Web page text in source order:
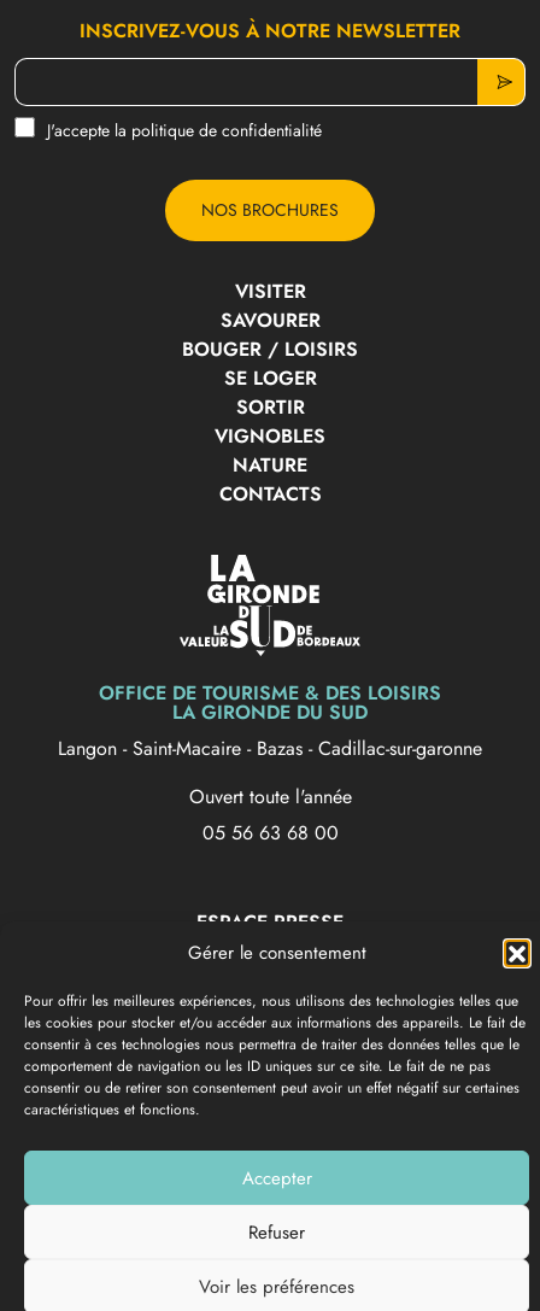
Gérer le consentement
Pour offrir les meilleures expériences, nous utilisons des technologies telles que
les cookies pour stocker et/ou accéder aux informations des appareils. Le fait de
consentir à ces technologies nous permettra de traiter des données telles que le
comportement de navigation ou les ID uniques sur ce site. Le fait de ne pas
consentir ou de retirer son consentement peut avoir un effet négatif sur certaines
caractéristiques et fonctions.
Accepter
Refuser
Voir les préférences
INSCRIVEZ-VOUS À NOTRE NEWSLETTER
J'accepte la politique de confidentialité
NOS BROCHURES
VISITER
SAVOURER
BOUGER / LOISIRS
SE LOGER
SORTIR
VIGNOBLES
NATURE
CONTACTS
OFFICE DE TOURISME & DES LOISIRS
LA GIRONDE DU SUD
Langon -Saint-Macaire - Bazas -Cadillac-sur-garonne
Ouvert toute l'année
05 56 63 68 00
ESPACE PRESSE
BROCHURES
GROUPES – AFFAIRES
COMMENT VENIR
CRÉATION COM TOGETHER
MENTIONS LÉGALES
POLITIQUE DE CONFIDENTIALITÉ